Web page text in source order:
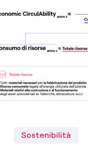
Sostenibilità